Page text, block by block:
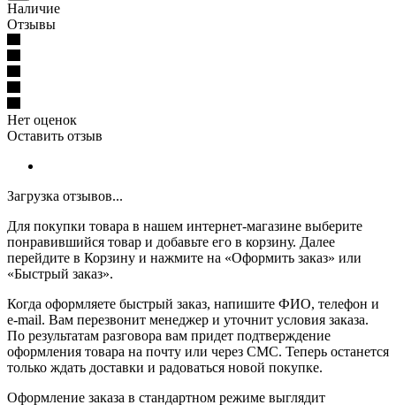
Наличие
Отзывы
Нет оценок
Оставить отзыв
Загрузка отзывов...
Для покупки товара в нашем интернет-магазине выберите
понравившийся товар и добавьте его в корзину. Далее
перейдите в Корзину и нажмите на «Оформить заказ» или
«Быстрый заказ».
Когда оформляете быстрый заказ, напишите ФИО, телефон и
e-mail. Вам перезвонит менеджер и уточнит условия заказа.
По результатам разговора вам придет подтверждение
оформления товара на почту или через СМС. Теперь останется
только ждать доставки и радоваться новой покупке.
Оформление заказа в стандартном режиме выглядит